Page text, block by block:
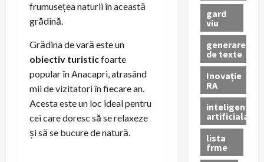
frumusețea naturii în această
grădină.
Grădina de vară este un
obiectiv turisticfoarte
popular în Anacapri, atrasând
mii de vizitatori în fiecare an.
Acesta este un loc ideal pentru
cei care doresc să se relaxeze
și să se bucure de natură.
gard
viu
generare
de texte
Inovație
RA
inteligenta
artificiala
lista
frme